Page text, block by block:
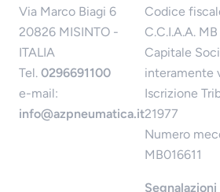
Via Marco Biagi 6
20826 MISINTO -
ITALIA
Tel. 0296691100
e-mail:
info@azpneumatica.it
Codice
C.C.I.A.A.
Capitale
interamente
Iscrizione
21977
Numero
MB016611
Segnalazioni